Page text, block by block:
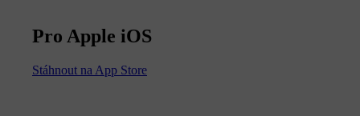
Pro Apple iOS
Stáhnout na App Store